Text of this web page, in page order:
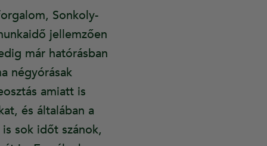
Sonkoly-
jellemzően
már hatórásban
négyórásak
amiatt is
és általában a
sok időt szánok,